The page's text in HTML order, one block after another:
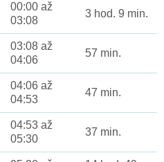
00:00 až
03:08
3 hod. 9 min.
03:08 až
04:06
57 min.
04:06 až
04:53
47 min.
04:53 až
05:30
37 min.